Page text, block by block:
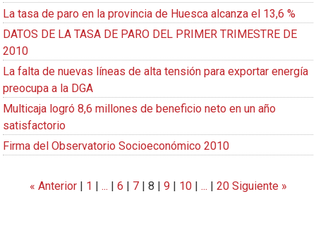
La tasa de paro en la provincia de Huesca alcanza el 13,6 %
DATOS DE LA TASA DE PARO DEL PRIMER TRIMESTRE DE
2010
La falta de nuevas líneas de alta tensión para exportar energía
preocupa a la DGA
Multicaja logró 8,6 millones de beneficio neto en un año
satisfactorio
Firma del Observatorio Socioeconómico 2010
« Anterior| 1 | ... | 6 | 7| 8 | 9 | 10| ... | 20Siguiente »